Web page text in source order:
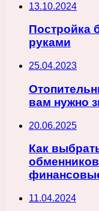
13.10.2024
Постройка
руками
25.04.2023
вам нужно
20.06.2025
Как
11.04.2024